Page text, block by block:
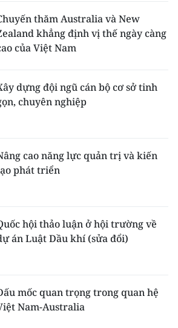
thăm Australia và New
khẳng định vị thế ngày càng
của Việt Nam
dựng đội ngũ cán bộ cơ sở tinh
chuyên nghiệp
cao năng lực quản trị và kiến
phát triển
hội thảo luận ở hội trường về
án Luật Dầu khí (sửa đổi)
mốc quan trọng trong quan hệ
Nam-Australia